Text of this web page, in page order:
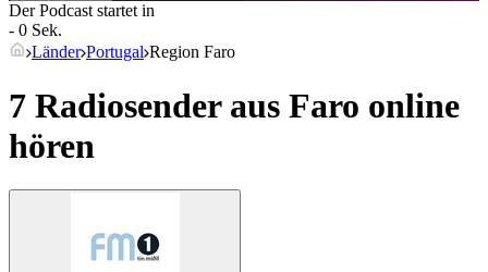
Der Podcast startet in
- 0 Sek.
Länder Portugal Region Faro
7 Radiosender aus Faro online
hören